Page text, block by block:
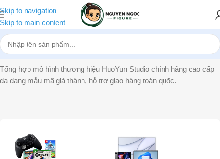
Skip to navigation
Skip to main content
Trang chủ»HuoYun Studio
Tổng hợp mô hình thương hiệu HuoYun Studio chính hãng cao cấp
đa dạng mẫu mã giá thành, hỗ trợ giao hàng toàn quốc.